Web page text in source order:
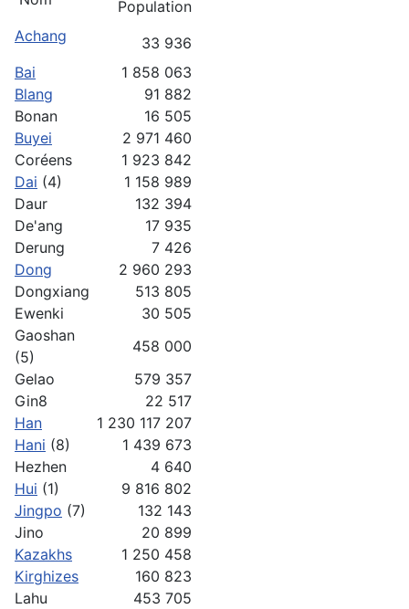
Population
Achang
33 936
Bai
1 858 063
Blang
91 882
Bonan
16 505
Buyei
2 971 460
Coréens
1 923 842
Dai (4)
1 158 989
Daur
132 394
De'ang
17 935
Derung
7 426
Dong
2 960 293
Dongxiang
513 805
Ewenki
30 505
Gaoshan
(5)
458 000
Gelao
579 357
Gin8
22 517
Han
1 230 117 207
Hani (8)
1 439 673
Hezhen
4 640
Hui (1)
9 816 802
Jingpo (7)
132 143
Jino
20 899
Kazakhs
1 250 458
Kirghizes
160 823
Lahu
453 705